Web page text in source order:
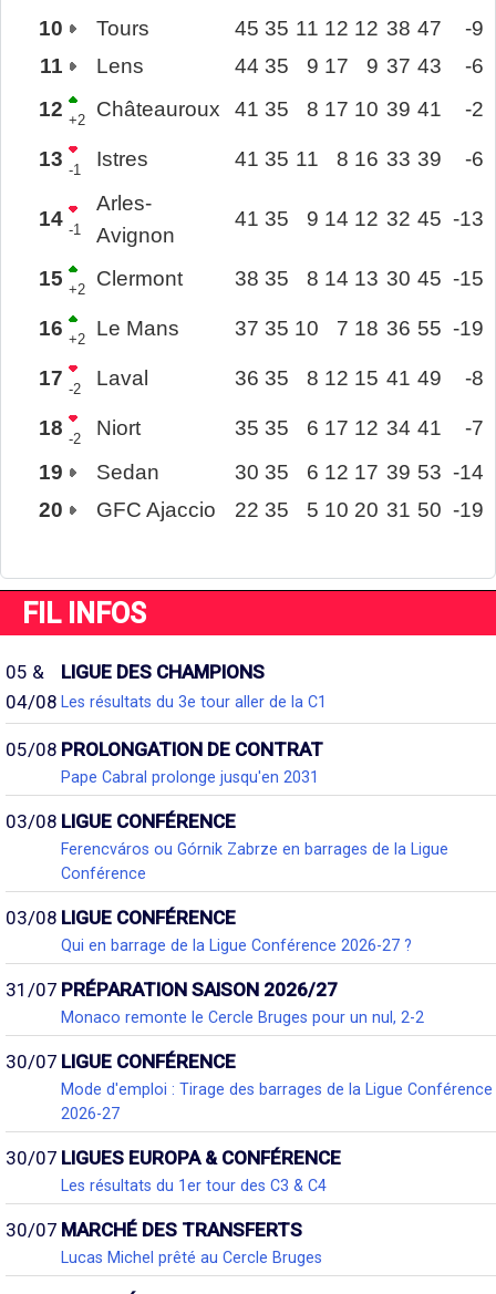
10
Tours 45 35 11 12 12 38 47
-9
11
Lens 44 35 9 17 9 37 43
-6
12 +2 Châteauroux 41 35 8 17 10 39 41 -2
13 -1 Istres 41 35 11 8 16 33 39 -6
14 -1
Arles-
Avignon
41 35 9 14 12 32 45 -13
15 +2 Clermont 38 35 8 14 13 30 45 -15
16 +2 Le Mans 37 35 10 7 18 36 55 -19
17 -2 Laval 36 35 8 12 15 41 49 -8
18 -2 Niort 35 35 6 17 12 34 41
-7
19
Sedan 30 35 6 12 17 39 53 -14
20
GFC Ajaccio 22 35 5 10 20 31 50 -19
FIL INFOS
05 &
04/08
LIGUE DES CHAMPIONS
Les résultats du 3e tour aller de la C1
05/08 PROLONGATION DE CONTRAT
Pape Cabral prolonge jusqu'en 2031
03/08 LIGUE CONFÉRENCE
Ferencváros ou Górnik Zabrze en barrages de la Ligue
Conférence
03/08 LIGUE CONFÉRENCE
Qui en barrage de la Ligue Conférence 2026-27 ?
31/07 PRÉPARATION SAISON 2026/27
Monaco remonte le Cercle Bruges pour un nul, 2-2
30/07 LIGUE CONFÉRENCE
Mode d'emploi : Tirage des barrages de la Ligue Conférence
2026-27
30/07 LIGUES EUROPA & CONFÉRENCE
Les résultats du 1er tour des C3 & C4
30/07 MARCHÉ DES TRANSFERTS
Lucas Michel prêté au Cercle Bruges